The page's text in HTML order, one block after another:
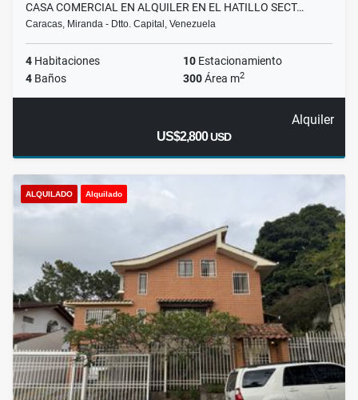
CASA COMERCIAL EN ALQUILER EN EL HATILLO SECT…
Caracas, Miranda - Dtto. Capital, Venezuela
4 Habitaciones 10 Estacionamiento
4 Baños 300Área m2
Alquiler
US$2,800USD
ALQUILADO Alquilado